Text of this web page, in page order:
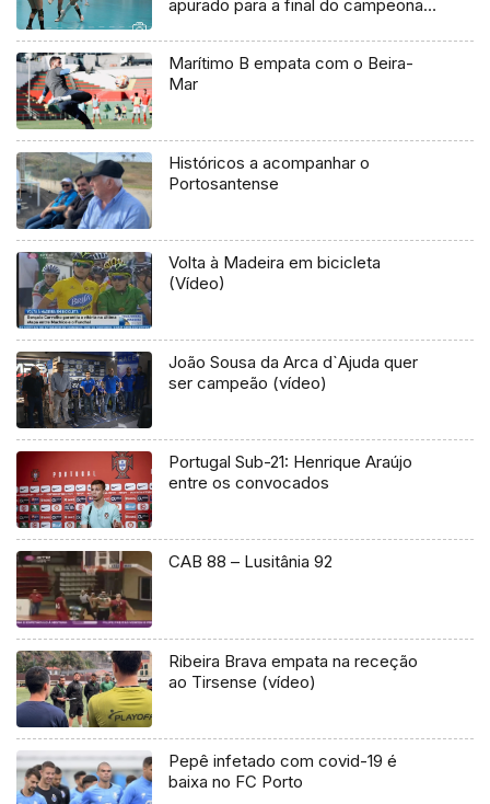
apurado para a final do campeonato
Marítimo B empata com o Beira-
Mar
Históricos a acompanhar o
Portosantense
Volta à Madeira em bicicleta
(Vídeo)
João Sousa da Arca d`Ajuda quer
ser campeão (vídeo)
Portugal Sub-21: Henrique Araújo
entre os convocados
CAB 88 – Lusitânia 92
Ribeira Brava empata na receção
ao Tirsense (vídeo)
Pepê infetado com covid-19 é
baixa no FC Porto